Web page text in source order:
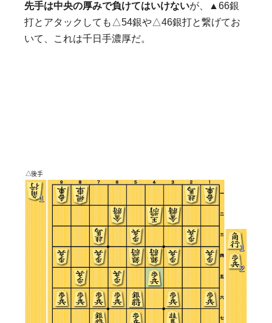
先手は中央の厚みで負けてはいけないが、▲66銀
打とアタックしても△54銀や△46銀打と繋げてお
いて、これは千日手濃厚だ。